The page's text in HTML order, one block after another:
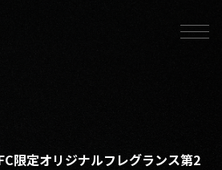
限定オリジナルフレグランス第2